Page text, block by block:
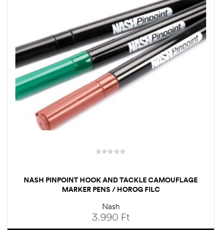
NASH PINPOINT HOOK AND TACKLE CAMOUFLAGE
MARKER PENS / HOROG FILC
Nash
3.990 Ft